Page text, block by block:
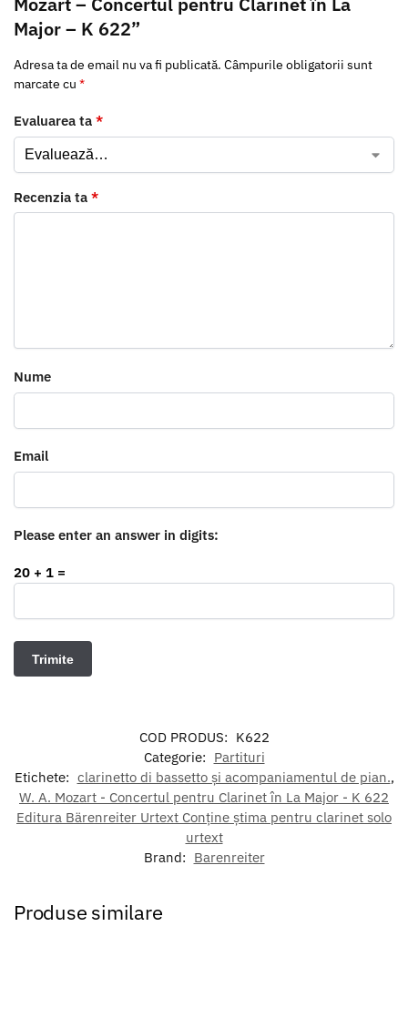
Major – K 622”
Adresa ta de email nu va fi publicată. Câmpurile obligatorii sunt
marcate cu *
Evaluarea ta *
Recenzia ta *
Nume
Email
Please enter an answer in digits:
20 + 1 =
COD PRODUS: K622
Categorie: Partituri
Etichete: clarinetto di bassetto și acompaniamentul de pian.,
W. A. Mozart - Concertul pentru Clarinet în La Major - K 622
Editura Bärenreiter Urtext Conține știma pentru clarinet solo
urtext
Brand: Barenreiter
Produse similare